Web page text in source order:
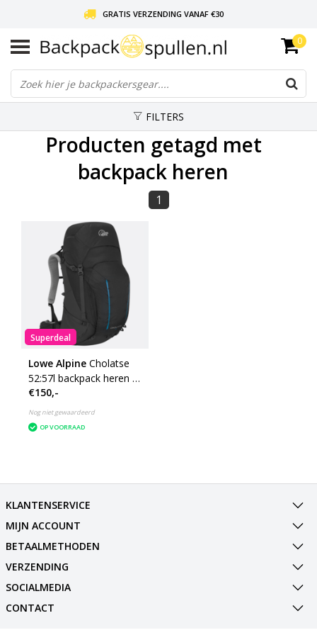
GRATIS VERZENDING VANAF €30
LIEFDE VOOR BACKPACKEN!
30 DAGEN GRATIS RETOUR
0
FILTERS
Producten getagd met
backpack heren
1
Superdeal
Lowe Alpine Cholatse
52:57l backpack heren -
black
€150,-
Nog niet gewaardeerd
OP VOORRAAD
KLANTENSERVICE
MIJN ACCOUNT
BETAALMETHODEN
VERZENDING
SOCIALMEDIA
CONTACT